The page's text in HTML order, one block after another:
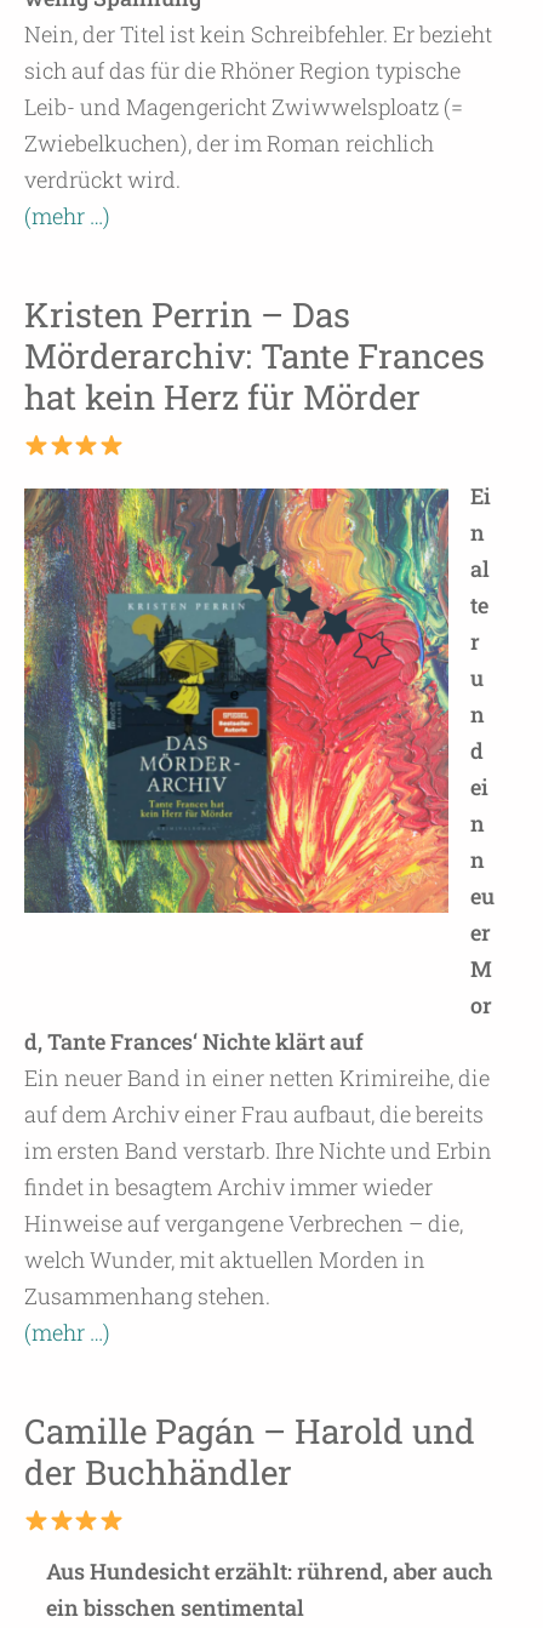
Nein, der Titel ist kein Schreibfehler. Er bezieht
sich auf das für die Rhöner Region typische
Leib- und Magengericht Zwiwwelsploatz (=
Zwiebelkuchen), der im Roman reichlich
verdrückt wird.
(mehr …)
Kristen Perrin – Das
Mörderarchiv: Tante Frances
hat kein Herz für Mörder
Ei
n
al
te
r
u
n
d
ei
n
n
eu
er
M
or
d, Tante Frances‘ Nichte klärt auf
Ein neuer Band in einer netten Krimireihe, die
auf dem Archiv einer Frau aufbaut, die bereits
im ersten Band verstarb. Ihre Nichte und Erbin
findet in besagtem Archiv immer wieder
Hinweise auf vergangene Verbrechen – die,
welch Wunder, mit aktuellen Morden in
Zusammenhang stehen.
(mehr …)
Camille Pagán – Harold und
der Buchhändler
Aus Hundesicht erzählt: rührend, aber auch
ein bisschen sentimental